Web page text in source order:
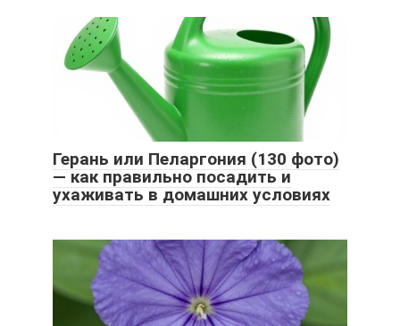
Герань или Пеларгония (130 фото)
— как правильно посадить и
ухаживать в домашних условиях